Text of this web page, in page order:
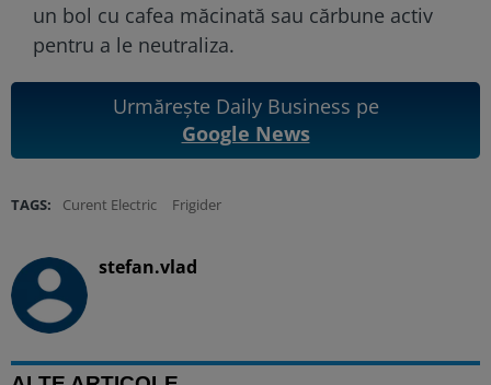
un bol cu cafea măcinată sau cărbune activ
pentru a le neutraliza.
Urmărește Daily Business pe
Google News
TAGS: Curent Electric Frigider
stefan.vlad